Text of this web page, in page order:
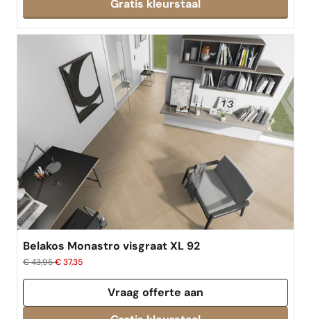
Belakos Monastro visgraat XL 92
€ 43,95€ 37,35
Vraag offerte aan